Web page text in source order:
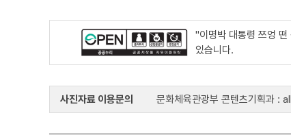
"이명박 대통령 쯔엉
있습니다.
사진자료 이용문의 문화체육관광부 콘텐츠기획과